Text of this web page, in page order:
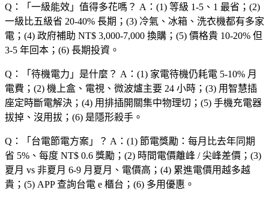
Q：「 一級能效 」值得多花嗎？ A：(1) 等級 1-5、1 最省；(2)
一級比五級省 20-40% 長期；(3) 冷氣、冰箱、洗衣機都有多家
電；(4) 政府補助 NT$ 3,000-7,000 換購；(5) 價格貴 10-20% 但
3-5 年回本；(6) 長期投資。
Q：「 待機電力 」是什麼？ A：(1) 家電待機仍耗電 5-10% 月
電費；(2) 機上盒、電視、微波爐主要 24 小時；(3) 用智慧插
座定時斷電解決；(4) 用排插開關集中物理切；(5) 手機充電器
拔掉、沒用拔；(6) 是隱形殺手。
Q：「 台電節電方案 」？ A：(1) 節電獎勵：每月比去年同期
省 5%、每度 NT$ 0.6 獎勵；(2) 時間電價離峰 / 尖峰差價；(3)
夏月 vs 非夏月 6-9 月夏月、電價高；(4) 累進電價用越多越
貴；(5) APP 查詢台電 e 櫃台；(6) 多用優惠。